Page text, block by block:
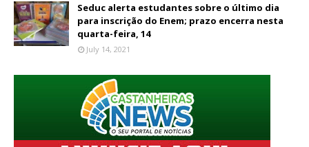
Seduc alerta estudantes sobre o último dia
para inscrição do Enem; prazo encerra nesta
quarta-feira, 14
July 14, 2021